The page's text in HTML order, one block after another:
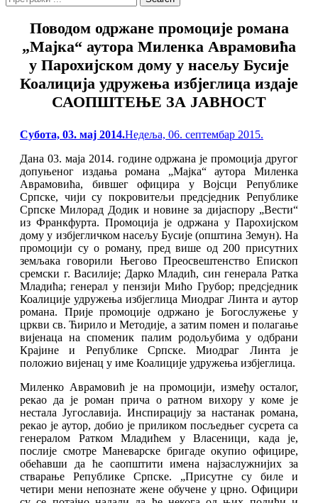
for:
Поводом одржане промоције романа
„Мајка“ аутора Миленка Аврамовића
у Парохијском дому у насељу Бусије
Коалиција удружења избјеглица издаје
САОПШТЕЊЕ ЗА ЈАВНОСТ
Posted
Субота, 03. мај 2014.Недеља, 06. септембар 2015.
Дана 03. маја 2014. године одржана је промоција другог
допуњеног издања романа „Мајка“ аутора Миленка
Аврамовића, бившег официра у Војсци Републике
Српске, чији су покровитељи предсједник Републике
Српске Милорад Додик и новине за дијаспору „Вести“
из Франкфурта. Промоција је одржана у Парохијском
дому у избјегличком насељу Бусије (општина Земун). На
промоцији су о роману, пред више од 200 присутних
земљака говорили Његово Преосвештенство Епископ
сремски г. Василије; Дарко Младић, син генерала Ратка
Младића; генерал у пензији Мићо Грубор; предсједник
Коалиције удружења избјеглица Миодраг Линта и аутор
романа. Прије промоције одржано је Богослужење у
цркви св. Ћирило и Методије, а затим помен и полагање
вијенаца на споменик палим родољубима у одбрани
Крајине и Републике Српске. Миодраг Линта је
положио вијенац у име Коалиције удружења избјеглица.
Миленко Аврамовић је на промоцији, између осталог,
рекао да је роман прича о ратном вихору у коме je
нестала Југославија. Инспирацију за настанак романа,
рекао је аутор, добио је приликом посљедњег сусрета са
генералом Ратком Младићем у Власеници, када је,
послије смотре Маневарске бригаде окупио официре,
обећавши да ће саопштити имена најзаслужнијих за
стварање Pепублике Cрпске. „Присутне су биле и
четири мени непознате жене обучене у црно. Официри